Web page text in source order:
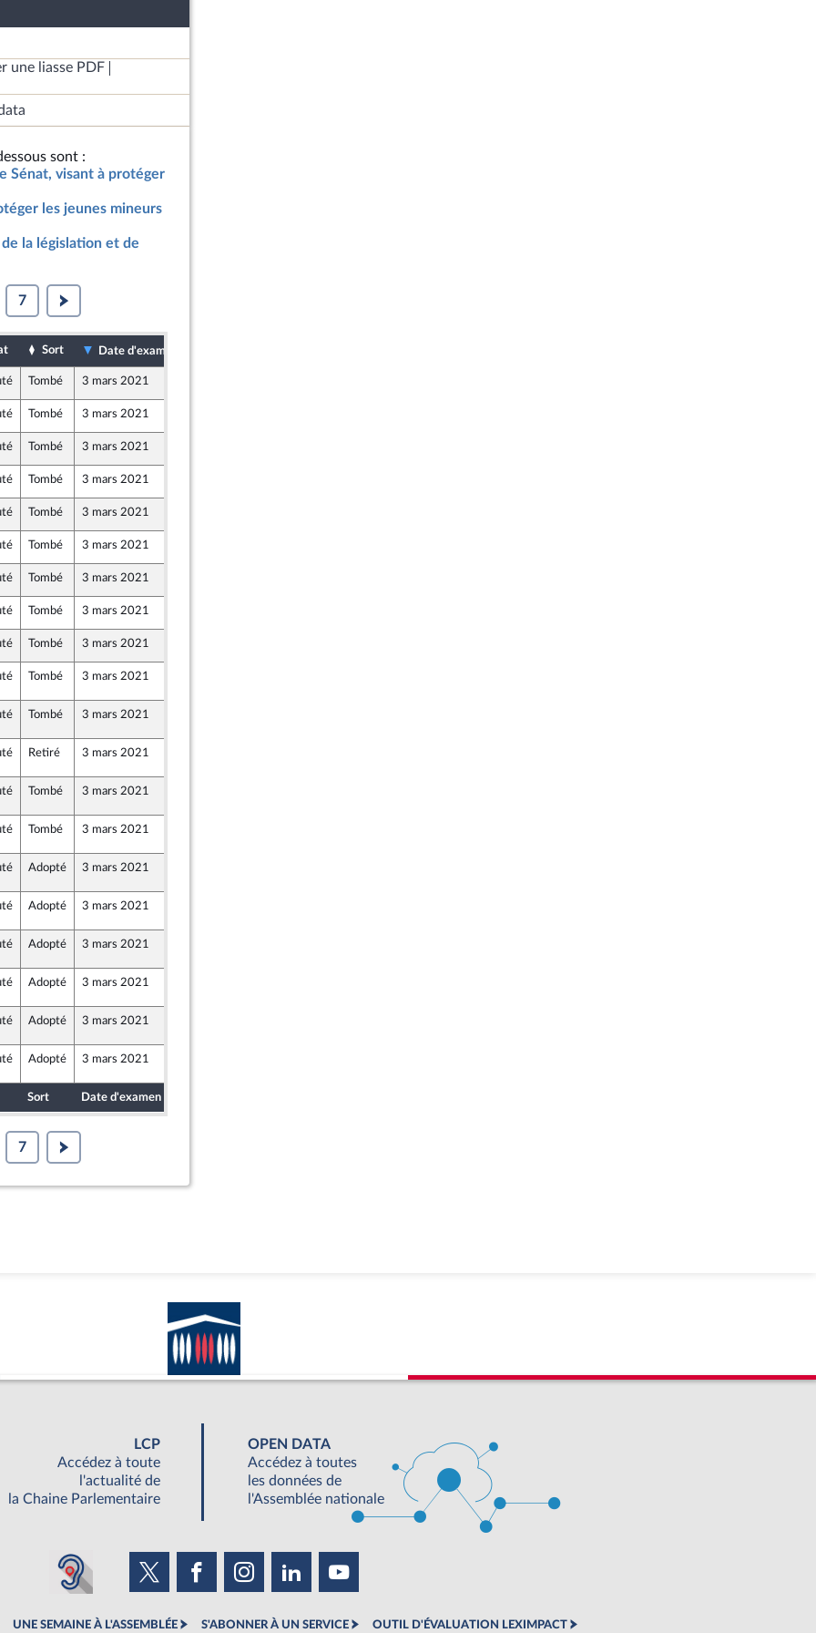
une liasse PDF
sont :
Sénat, visant à protéger
les jeunes mineurs
la législation et de
7
Sort Date d'examen
Tombé 3 mars 2021
Tombé 3 mars 2021
Tombé 3 mars 2021
Tombé 3 mars 2021
Tombé 3 mars 2021
Tombé 3 mars 2021
Tombé 3 mars 2021
Tombé 3 mars 2021
Tombé 3 mars 2021
Tombé 3 mars 2021
Tombé 3 mars 2021
Retiré 3 mars 2021
Tombé 3 mars 2021
Tombé 3 mars 2021
Adopté 3 mars 2021
Adopté 3 mars 2021
Adopté 3 mars 2021
Adopté 3 mars 2021
et Démocrates apparentés
Adopté 3 mars 2021
Adopté 3 mars 2021
Sort Date d'examen
7
LCP
Accédez à toute
l'actualité de
la Chaine Parlementaire
OPEN DATA
Accédez à toutes
les données de
l'Assemblée nationale
UNE SEMAINE À L'ASSEMBLÉE S'ABONNER À UN SERVICE OUTIL D'ÉVALUATION LEXIMPACT